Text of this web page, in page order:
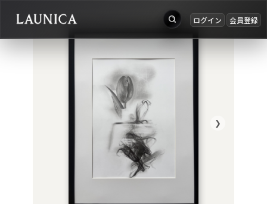
ログイン 会員登録
お知らせ
ログイン
会員登録 ❯